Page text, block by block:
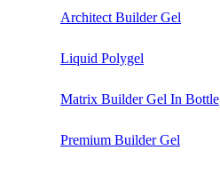
Architect Builder Gel
Liquid Polygel
Matrix Builder Gel In Bottle
Premium Builder Gel